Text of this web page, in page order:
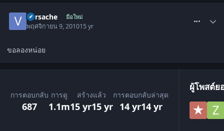
Versache มือใหม่
พฤศจิกายน 9, 201015 yr
ขอลองหน่อย
การตอบกลับ
687
การดู
1.1m
สร้างแล้ว
15 yr15 yr
การตอบกลับล่าสุด
14 yr14 yr
ผู้โพสต์ย